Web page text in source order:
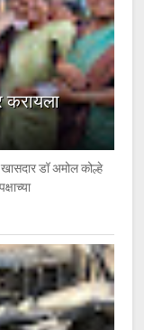
करायला
डॉ अमोल कोल्हे